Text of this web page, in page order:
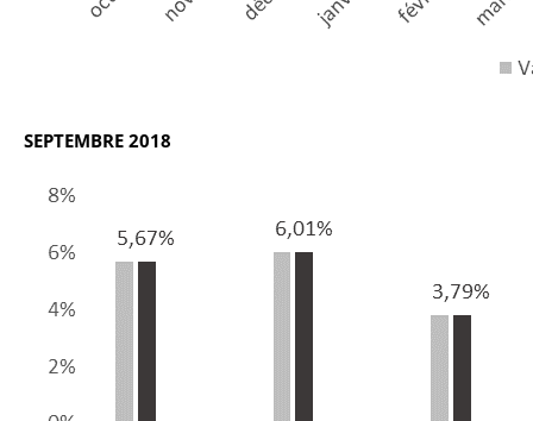
SEPTEMBRE 2018